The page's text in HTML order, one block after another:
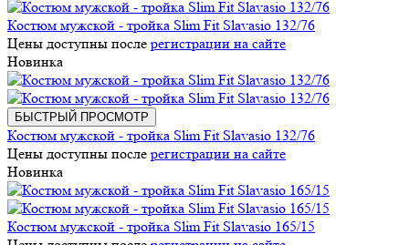
Костюм мужской - тройка Slim Fit Slavasio 132/76
Цены доступны после регистрации на сайте
Новинка
БЫСТРЫЙ ПРОСМОТР
Костюм мужской - тройка Slim Fit Slavasio 132/76
Цены доступны после регистрации на сайте
Новинка
Костюм мужской - тройка Slim Fit Slavasio 165/15